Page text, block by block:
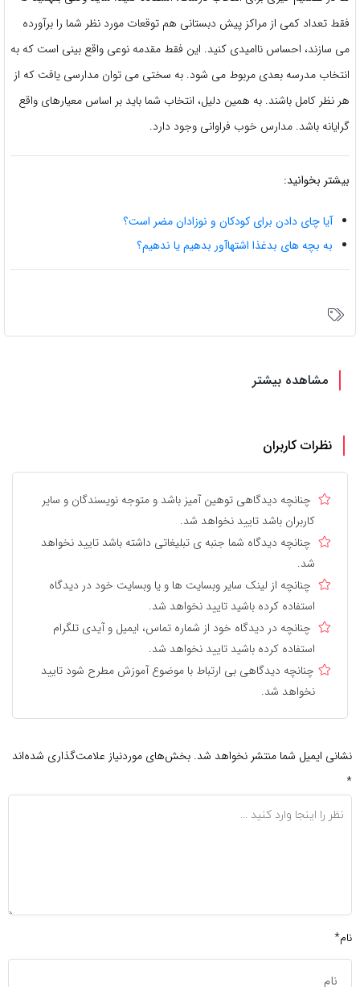
فقط تعداد کمی از مراکز پیش دبستانی هم توقعات مورد نظر شما را برآورده
می سازند، احساس ناامیدی کنید. این فقط مقدمه نوعی واقع بینی است که به
انتخاب مدرسه بعدی مربوط می شود. به سختی می توان مدارسی یافت که از
هر نظر کامل باشند. به همین دلیل، انتخاب شما باید بر اساس معیارهای واقع
گرایانه باشد. مدارس خوب فراوانی وجود دارد.
بیشتر بخوانید:
آیا چای دادن برای کودکان و نوزادان مضر است؟
به بچه های بدغذا اشتهاآور بدهیم یا ندهیم؟
مشاهده بیشتر
نظرات کاربران
چنانچه دیدگاهی توهین آمیز باشد و متوجه نویسندگان و سایر
کاربران باشد تایید نخواهد شد.
چنانچه دیدگاه شما جنبه ی تبلیغاتی داشته باشد تایید نخواهد
شد.
چنانچه از لینک سایر وبسایت ها و یا وبسایت خود در دیدگاه
استفاده کرده باشید تایید نخواهد شد.
چنانچه در دیدگاه خود از شماره تماس، ایمیل و آیدی تلگرام
استفاده کرده باشید تایید نخواهد شد.
چنانچه دیدگاهی بی ارتباط با موضوع آموزش مطرح شود تایید
نخواهد شد.
نشانی ایمیل شما منتشر نخواهد شد. بخش‌های موردنیاز علامت‌گذاری شده‌اند
*
نام*